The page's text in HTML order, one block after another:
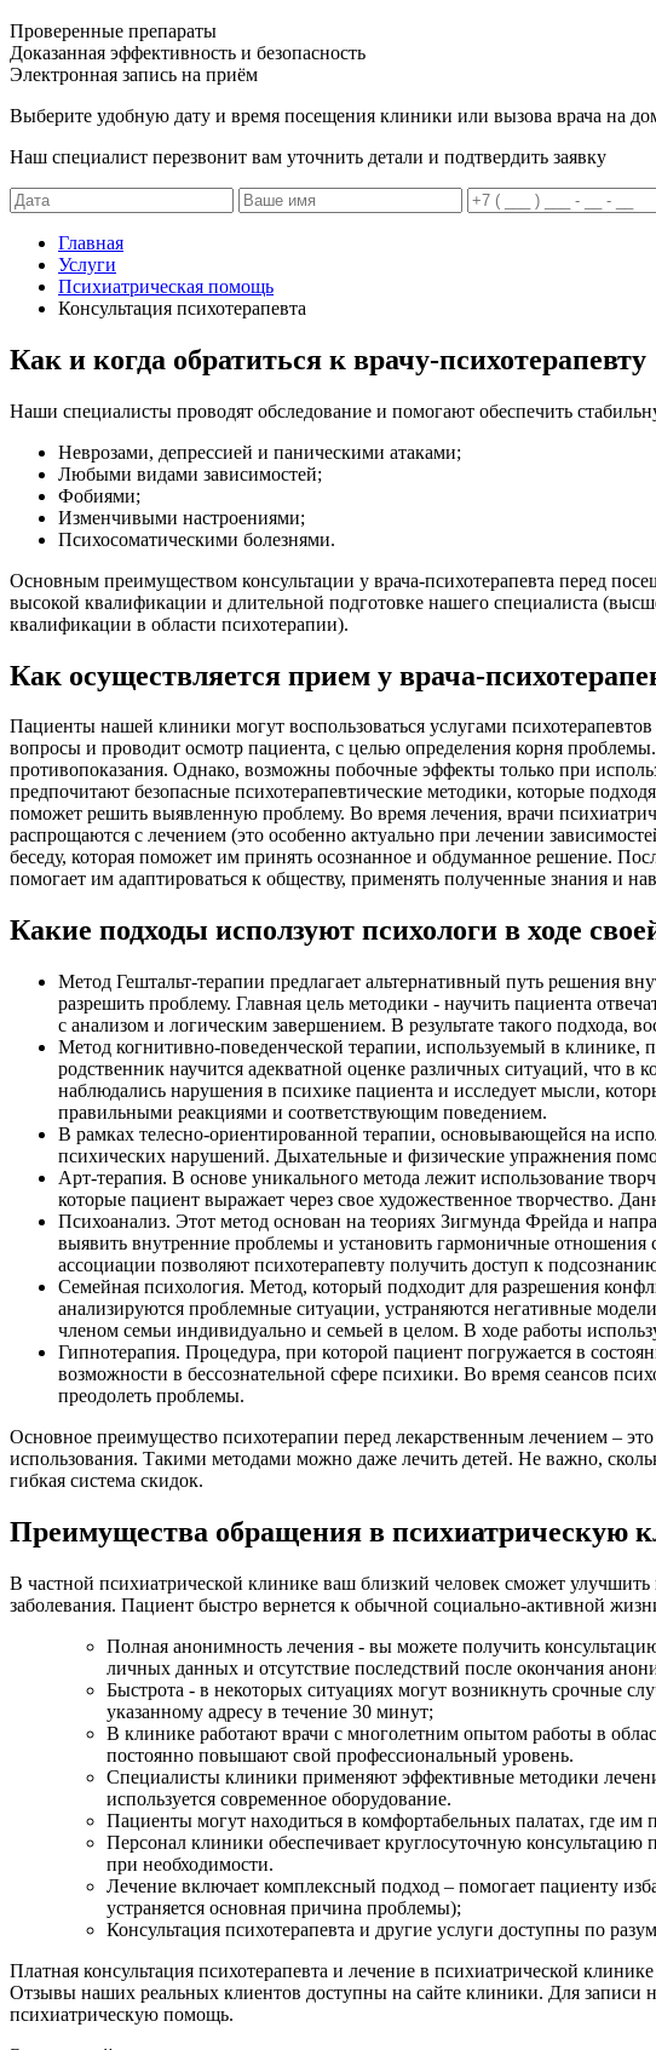
Проверенные препараты
Доказанная эффективность и безопасность
Электронная запись на приём
Выберите удобную дату и время посещения клиники или вызова врача на
Наш специалист перезвонит вам уточнить детали и подтвердить заявку
Главная
Услуги
Психиатрическая помощь
Консультация психотерапевта
Как и когда обратиться к врачу-психотерапевту
Наши специалисты проводят обследование и помогают обеспечить
Неврозами, депрессией и паническими атаками;
Любыми видами зависимостей;
Фобиями;
Изменчивыми настроениями;
Психосоматическими болезнями.
Основным преимуществом консультации у врача-психотерапевта перед
высокой квалификации и длительной подготовке нашего специалиста
квалификации в области психотерапии).
Как осуществляется прием у врача-
Пациенты нашей клиники могут воспользоваться услугами
вопросы и проводит осмотр пациента, с целью определения корня
противопоказания. Однако, возможны побочные эффекты только при
предпочитают безопасные психотерапевтические методики, которые
поможет решить выявленную проблему. Во время лечения, врачи
распрощаются с лечением (это особенно актуально при лечении
беседу, которая поможет им принять осознанное и обдуманное решение.
помогает им адаптироваться к обществу, применять полученные знания и
Какие подходы исползуют психологи в ходе
Метод Гештальт-терапии предлагает альтернативный путь решения
разрешить проблему. Главная цель методики - научить пациента
с анализом и логическим завершением. В результате такого подхода,
Метод когнитивно-поведенческой терапии, используемый в клинике,
родственник научится адекватной оценке различных ситуаций, что в
наблюдались нарушения в психике пациента и исследует мысли,
правильными реакциями и соответствующим поведением.
В рамках телесно-ориентированной терапии, основывающейся на
психических нарушений. Дыхательные и физические упражнения
Арт-терапия. В основе уникального метода лежит использование
которые пациент выражает через свое художественное творчество.
Психоанализ. Этот метод основан на теориях Зигмунда Фрейда и
выявить внутренние проблемы и установить гармоничные
ассоциации позволяют психотерапевту получить доступ к
Семейная психология. Метод, который подходит для разрешения
анализируются проблемные ситуации, устраняются негативные
членом семьи индивидуально и семьей в целом. В ходе работы
Гипнотерапия. Процедура, при которой пациент погружается в
возможности в бессознательной сфере психики. Во время сеансов
преодолеть проблемы.
Основное преимущество психотерапии перед лекарственным лечением –
использования. Такими методами можно даже лечить детей. Не важно,
гибкая система скидок.
Преимущества обращения в психиатрическую
В частной психиатрической клинике ваш близкий человек сможет
заболевания. Пациент быстро вернется к обычной социально-активной
Полная анонимность лечения - вы можете получить
личных данных и отсутствие последствий после окончания
Быстрота - в некоторых ситуациях могут возникнуть срочные
указанному адресу в течение 30 минут;
В клинике работают врачи с многолетним опытом работы в
постоянно повышают свой профессиональный уровень.
Специалисты клиники применяют эффективные методики
используется современное оборудование.
Пациенты могут находиться в комфортабельных палатах, где
Персонал клиники обеспечивает круглосуточную консультацию
при необходимости.
Лечение включает комплексный подход – помогает пациенту
устраняется основная причина проблемы);
Консультация психотерапевта и другие услуги доступны по
Платная консультация психотерапевта и лечение в психиатрической
Отзывы наших реальных клиентов доступны на сайте клиники. Для записи
психиатрическую помощь.